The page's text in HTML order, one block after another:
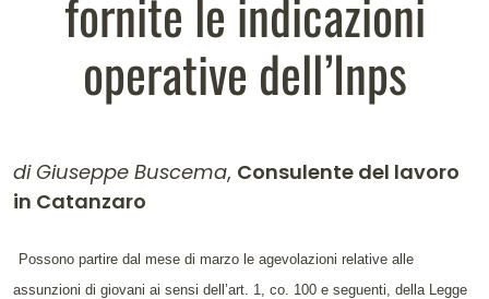
fornite le indicazioni
operative dell’Inps
di Giuseppe Buscema, Consulente del lavoro
in Catanzaro
Contenuto dell'articolo
Possono partire dal mese di marzo le agevolazioni relative alle
assunzioni di giovani ai sensi dell’art. 1, co. 100 e seguenti, della Legge